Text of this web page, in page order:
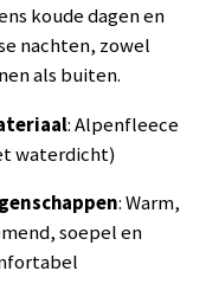
koude dagen en
nachten, zowel
als buiten.
: Alpenfleece
waterdicht)
: Warm,
soepel en